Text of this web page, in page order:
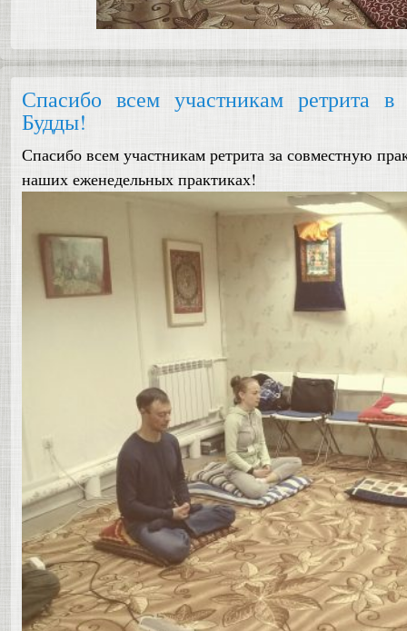
Спасибо всем участникам ретрита в
Будды!
Спасибо всем участникам ретрита за совместную
наших еженедельных практиках!